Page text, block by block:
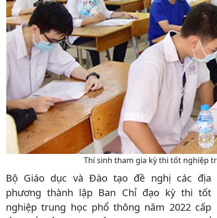
Thí sinh tham gia kỳ thi tốt nghiệp
Bộ Giáo dục và Đào tạo đề nghị các địa
phương thành lập Ban Chỉ đạo kỳ thi tốt
nghiệp trung học phổ thông năm 2022 cấp